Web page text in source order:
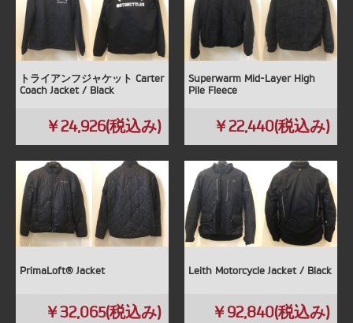
トライアンフジャケット Carter
Coach Jacket / Black
￥24,926(税込み)
Superwarm Mid-Layer High
Pile Fleece
￥22,440(税込み)
PrimaLoft® Jacket
￥32,065(税込み)
Leith Motorcycle Jacket / Black
￥92,840(税込み)